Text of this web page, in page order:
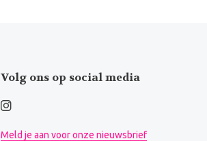
Volg ons op social media
Meld je aan voor onze nieuwsbrief